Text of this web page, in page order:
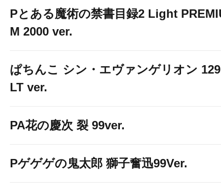
Pとある魔術の禁書目録2 Light
M 2000 ver.
ぱちんこ シン・エヴァンゲリオン 129
LT ver.
PA花の慶次 裂 99ver.
Pゲゲゲの鬼太郎 獅子奮迅99Ver.